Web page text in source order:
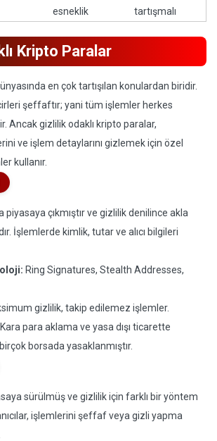
esneklik
tartışmalı
Kripto Paralar
en çok tartışılan konulardan biridir.
şeffaftır; yani tüm işlemler herkes
Ancak gizlilik odaklı kripto paralar,
ve işlem detaylarını gizlemek için özel
kullanır.
piyasaya çıkmıştır ve gizlilik denilince akla
İşlemlerde kimlik, tutar ve alıcı bilgileri
Ring Signatures, Stealth Addresses,
gizlilik, takip edilemez işlemler.
Kara para aklama ve yasa dışı ticarette
borsada yasaklanmıştır.
sürülmüş ve gizlilik için farklı bir yöntem
işlemlerini şeffaf veya gizli yapma